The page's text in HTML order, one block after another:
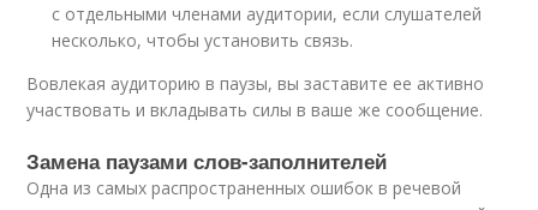
с отдельными членами аудитории, если слушателей
несколько, чтобы установить связь.
Вовлекая аудиторию в паузы, вы заставите ее активно
участвовать и вкладывать силы в ваше же сообщение.
Замена паузами слов-заполнителей
Одна из самых распространенных ошибок в речевой